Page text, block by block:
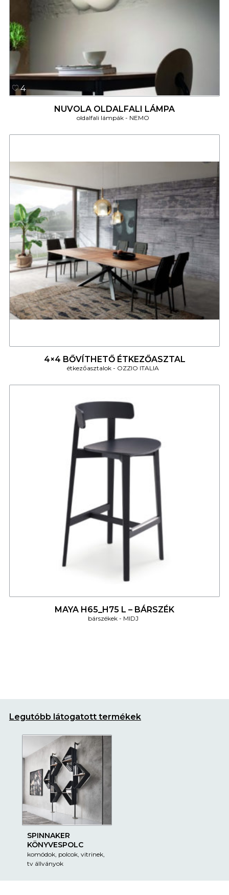
4
NUVOLA OLDALFALI LÁMPA
oldalfali lámpák NEMO
4×4 BŐVÍTHETŐ ÉTKEZŐASZTAL
étkezőasztalok OZZIO ITALIA
MAYA H65_H75 L – BÁRSZÉK
bárszékek MIDJ
Legutóbb látogatott termékek
SPINNAKER
KÖNYVESPOLC
komódok, polcok, vitrinek,
tv állványok